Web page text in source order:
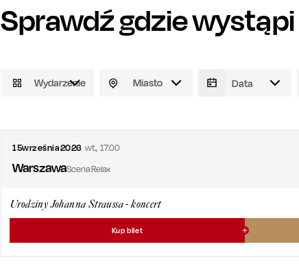
Sprawdź gdzie wystąpi
Wydarzenie Miasto
15września2026 wt., 17.00
WarszawaScena Relax
Urodziny Johanna Straussa - koncert
Kup bilet